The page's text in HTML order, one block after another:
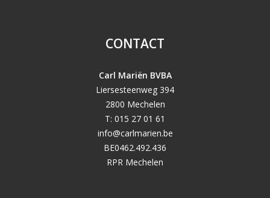
CONTACT
Carl Mariën BVBA
Liersesteenweg 394
2800 Mechelen
T: 015 27 01 61
info@carlmarien.be
BE0462.492.436
RPR Mechelen